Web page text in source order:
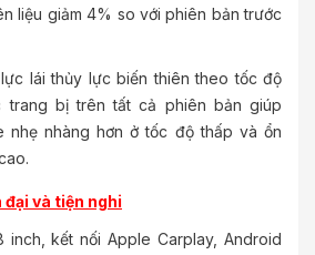
liệu giảm 4% so với phiên bản trước
lực biến thiên theo tốc độ
trang bị trên tất cả phiên bản giúp
nhẹ nhàng hơn ở tốc độ thấp và ổn
đại và tiện nghi
inch, kết nối Apple Carplay, Android